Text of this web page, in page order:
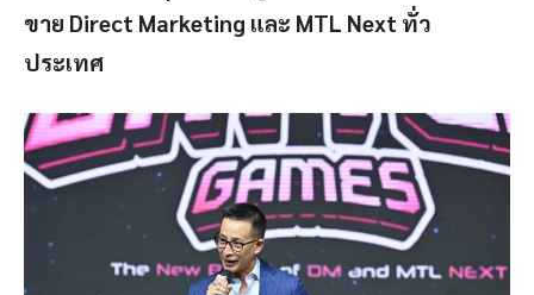
ขาย Direct Marketing และ MTL Next ทั่ว
ประเทศ